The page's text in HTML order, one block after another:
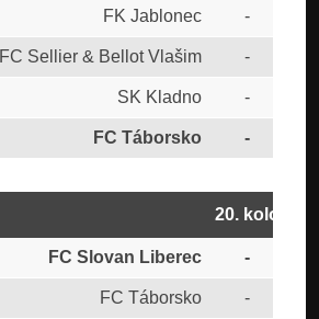
FK Jablonec -
FC Sellier & Bellot Vlašim -
SK Kladno -
FC Táborsko -
20. kolo
FC Slovan Liberec -
FC Táborsko -